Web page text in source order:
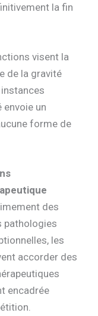
la fin
visent la
de la gravité
un
forme de
des
pathologies
les
accorder des
encadrée